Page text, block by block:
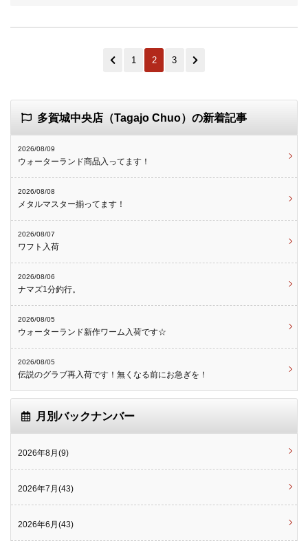
1 2 3
多賀城中央店（Tagajo Chuo）の新着記事
2026/08/09
ウォーターランド商品入ってます！
2026/08/08
メタルマスター揃ってます！
2026/08/07
ワフト入荷
2026/08/06
ナマズ1分釣行。
2026/08/05
ウォーターランド新作ワーム入荷です☆
2026/08/05
伝説のグラブ再入荷です！無くなる前にお急ぎを！
月別バックナンバー
2026年8月(9)
2026年7月(43)
2026年6月(43)